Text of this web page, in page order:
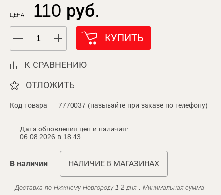
ЦЕНА 110 руб.
КУПИТЬ
К СРАВНЕНИЮ
ОТЛОЖИТЬ
Код товара — 7770037 (называйте при заказе по телефону)
Дата обновления цен и наличия:
06.08.2026 в 18:43
В наличии НАЛИЧИЕ В МАГАЗИНАХ
Доставка по Нижнему Новгороду 1-2 дня . Минимальная сумма